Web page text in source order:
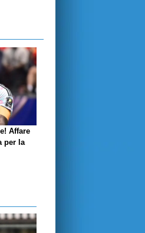
Affare
per la